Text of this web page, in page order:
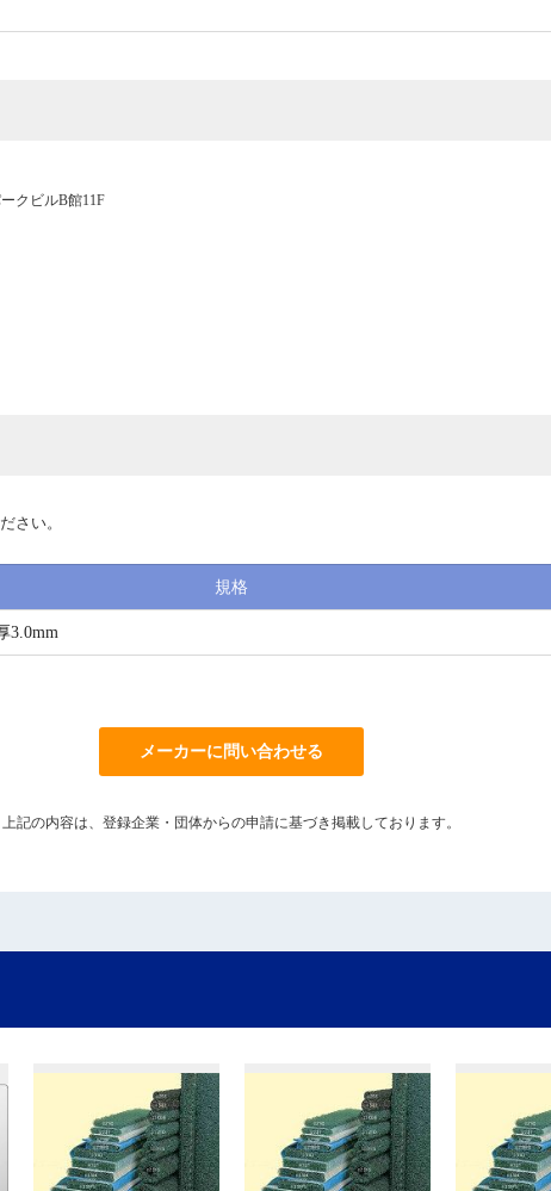
クビルB館11F
さい。
規格
3.0mm
メーカーに問い合わせる
上記の内容は、登録企業・団体からの申請に基づき掲載しております。